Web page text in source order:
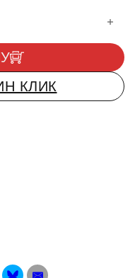
612600030015.
КЛИК